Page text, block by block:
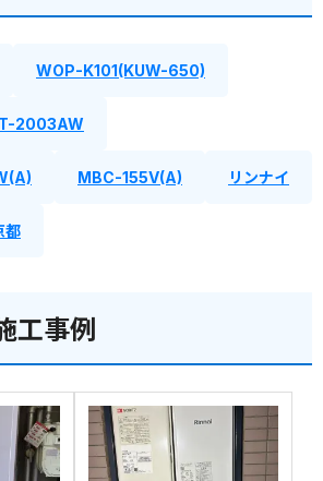
WOP-K101(KUW-650)
2003AW
MBC-155V(A) リンナイ
都
工事例